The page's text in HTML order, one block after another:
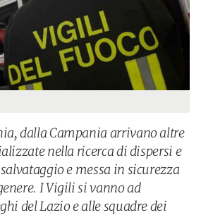
dalla Campania arrivano altre
nella ricerca di dispersi e
e messa in sicurezza
I Vigili si vanno ad
del Lazio e alle squadre dei